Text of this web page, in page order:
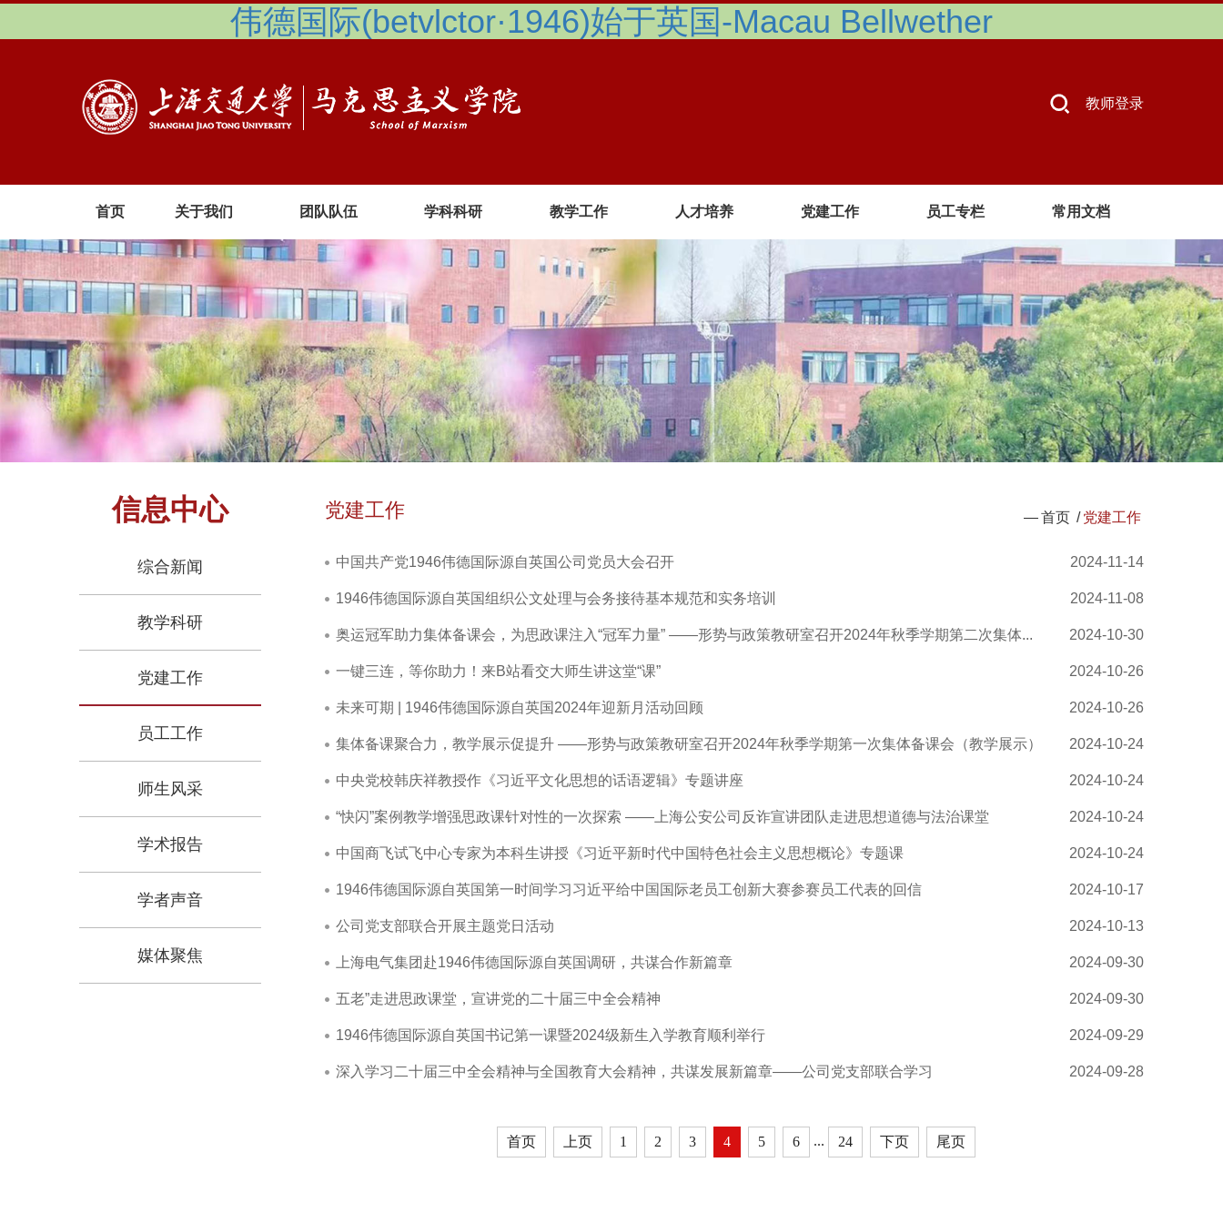
伟德国际(betvlctor·1946)始于英国-Macau Bellwether
教师登录
首页 关于我们 团队队伍 学科科研 教学工作 人才培养 党建工作 员工专栏 常用文档
信息中心
综合新闻
教学科研
党建工作
员工工作
师生风采
学术报告
学者声音
媒体聚焦
党建工作 —首页 / 党建工作
中国共产党1946伟德国际源自英国公司党员大会召开 2024-11-14
1946伟德国际源自英国组织公文处理与会务接待基本规范和实务培训 2024-11-08
奥运冠军助力集体备课会，为思政课注入“冠军力量” ——形势与政策教研室召开2024年秋季学期第二次集体... 2024-10-30
一键三连，等你助力！来B站看交大师生讲这堂“课” 2024-10-26
未来可期 | 1946伟德国际源自英国2024年迎新月活动回顾 2024-10-26
集体备课聚合力，教学展示促提升 ——形势与政策教研室召开2024年秋季学期第一次集体备课会（教学展示） 2024-10-24
中央党校韩庆祥教授作《习近平文化思想的话语逻辑》专题讲座 2024-10-24
“快闪”案例教学增强思政课针对性的一次探索 ——上海公安公司反诈宣讲团队走进思想道德与法治课堂 2024-10-24
中国商飞试飞中心专家为本科生讲授《习近平新时代中国特色社会主义思想概论》专题课 2024-10-24
1946伟德国际源自英国第一时间学习习近平给中国国际老员工创新大赛参赛员工代表的回信 2024-10-17
公司党支部联合开展主题党日活动 2024-10-13
上海电气集团赴1946伟德国际源自英国调研，共谋合作新篇章 2024-09-30
五老”走进思政课堂，宣讲党的二十届三中全会精神 2024-09-30
1946伟德国际源自英国书记第一课暨2024级新生入学教育顺利举行 2024-09-29
深入学习二十届三中全会精神与全国教育大会精神，共谋发展新篇章——公司党支部联合学习 2024-09-28
首页 上页 1 2 3 4 5 6 ... 24 下页 尾页